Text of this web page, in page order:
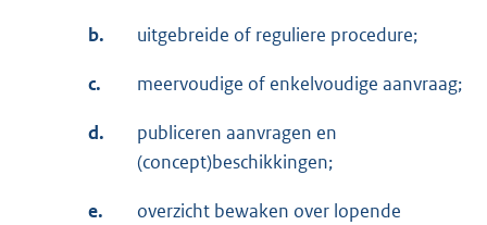
b. uitgebreide of reguliere procedure;
c. meervoudige of enkelvoudige aanvraag;
d.
publiceren aanvragen en
(concept)beschikkingen;
e.
overzicht bewaken over lopende